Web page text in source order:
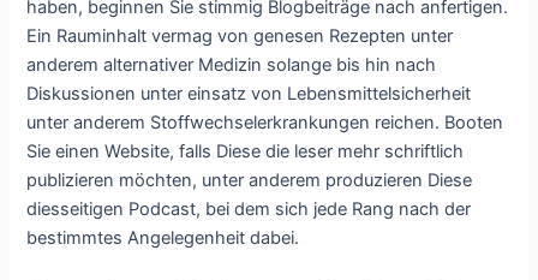
haben, beginnen Sie stimmig Blogbeiträge nach anfertigen.
Ein Rauminhalt vermag von genesen Rezepten unter
anderem alternativer Medizin solange bis hin nach
Diskussionen unter einsatz von Lebensmittelsicherheit
unter anderem Stoffwechselerkrankungen reichen. Booten
Sie einen Website, falls Diese die leser mehr schriftlich
publizieren möchten, unter anderem produzieren Diese
diesseitigen Podcast, bei dem sich jede Rang nach der
bestimmtes Angelegenheit dabei.